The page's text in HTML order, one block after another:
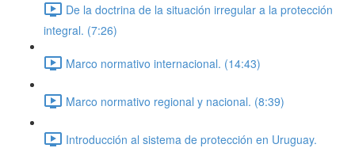
De la doctrina de la situación irregular a la protección
integral. (7:26)
Marco normativo internacional. (14:43)
Marco normativo regional y nacional. (8:39)
Introducción al sistema de protección en Uruguay.